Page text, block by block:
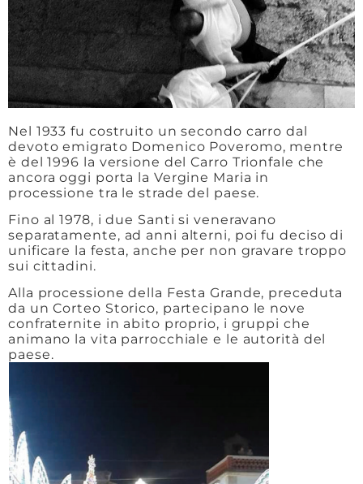
Nel 1933 fu costruito un secondo carro dal
devoto emigrato Domenico Poveromo, mentre
è del 1996 la versione del Carro Trionfale che
ancora oggi porta la Vergine Maria in
processione tra le strade del paese.
Fino al 1978, i due Santi si veneravano
separatamente, ad anni alterni, poi fu deciso di
unificare la festa, anche per non gravare troppo
sui cittadini.
Alla processione della Festa Grande, preceduta
da un Corteo Storico, partecipano le nove
confraternite in abito proprio, i gruppi che
animano la vita parrocchiale e le autorità del
paese.